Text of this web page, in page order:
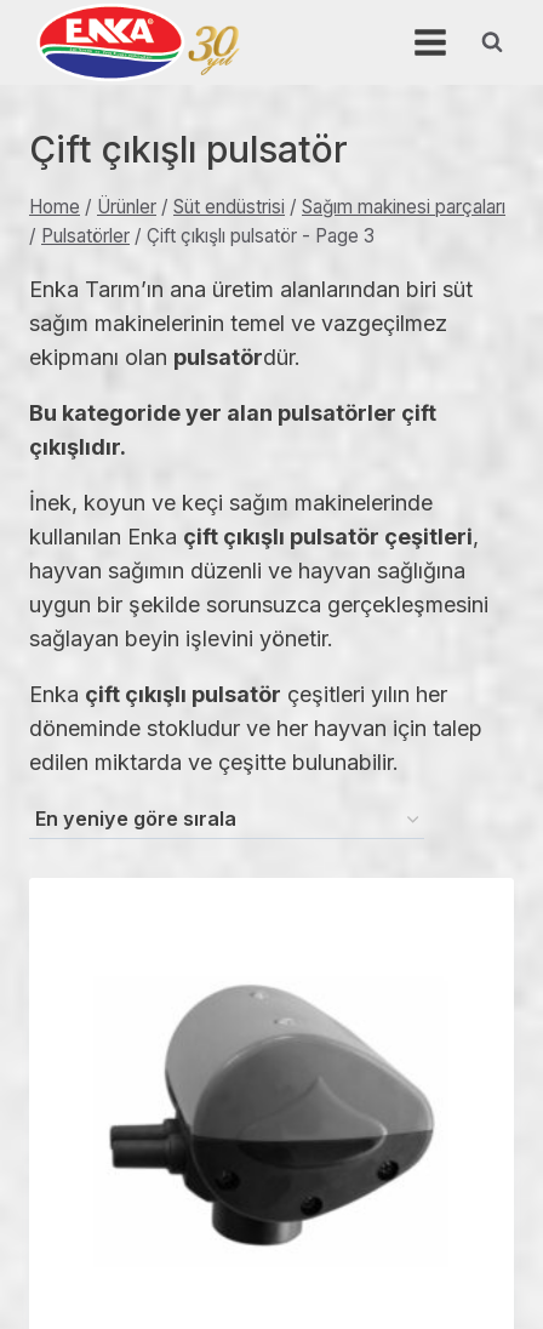
content
Çift çıkışlı pulsatör
Home / Ürünler / Süt endüstrisi / Sağım makinesi parçaları
/ Pulsatörler / Çift çıkışlı pulsatör - Page 3
Enka Tarım’ın ana üretim alanlarından biri süt
sağım makinelerinin temel ve vazgeçilmez
ekipmanı olan pulsatördür.
Bu kategoride yer alan pulsatörler çift
çıkışlıdır.
İnek, koyun ve keçi sağım makinelerinde
kullanılan Enka çift çıkışlı pulsatör çeşitleri,
hayvan sağımın düzenli ve hayvan sağlığına
uygun bir şekilde sorunsuzca gerçekleşmesini
sağlayan beyin işlevini yönetir.
Enka çift çıkışlı pulsatör çeşitleri yılın her
döneminde stokludur ve her hayvan için talep
edilen miktarda ve çeşitte bulunabilir.